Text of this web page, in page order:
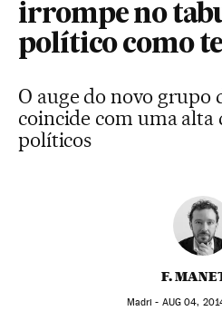
irrompe no
político como
O auge do novo grupo
coincide com uma alta
políticos
F.
Madri - AUG 04,